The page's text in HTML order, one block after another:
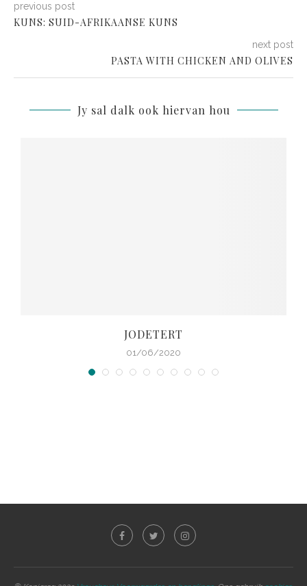
previous post
KUNS: SUID-AFRIKAANSE KUNS
next post
PASTA WITH CHICKEN AND OLIVES
Jy sal dalk ook hiervan hou
JODETERT
01/06/2020